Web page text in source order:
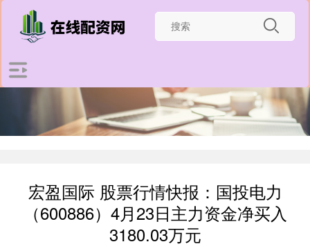
宏盈国际 股票行情快报：国投电力
（600886）4月23日主力资金净买入
3180.03万元